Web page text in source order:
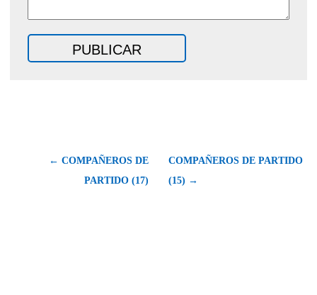
← COMPAÑEROS DE
PARTIDO (17)
COMPAÑEROS DE PARTIDO
(15) →